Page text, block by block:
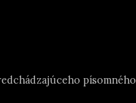
písomného